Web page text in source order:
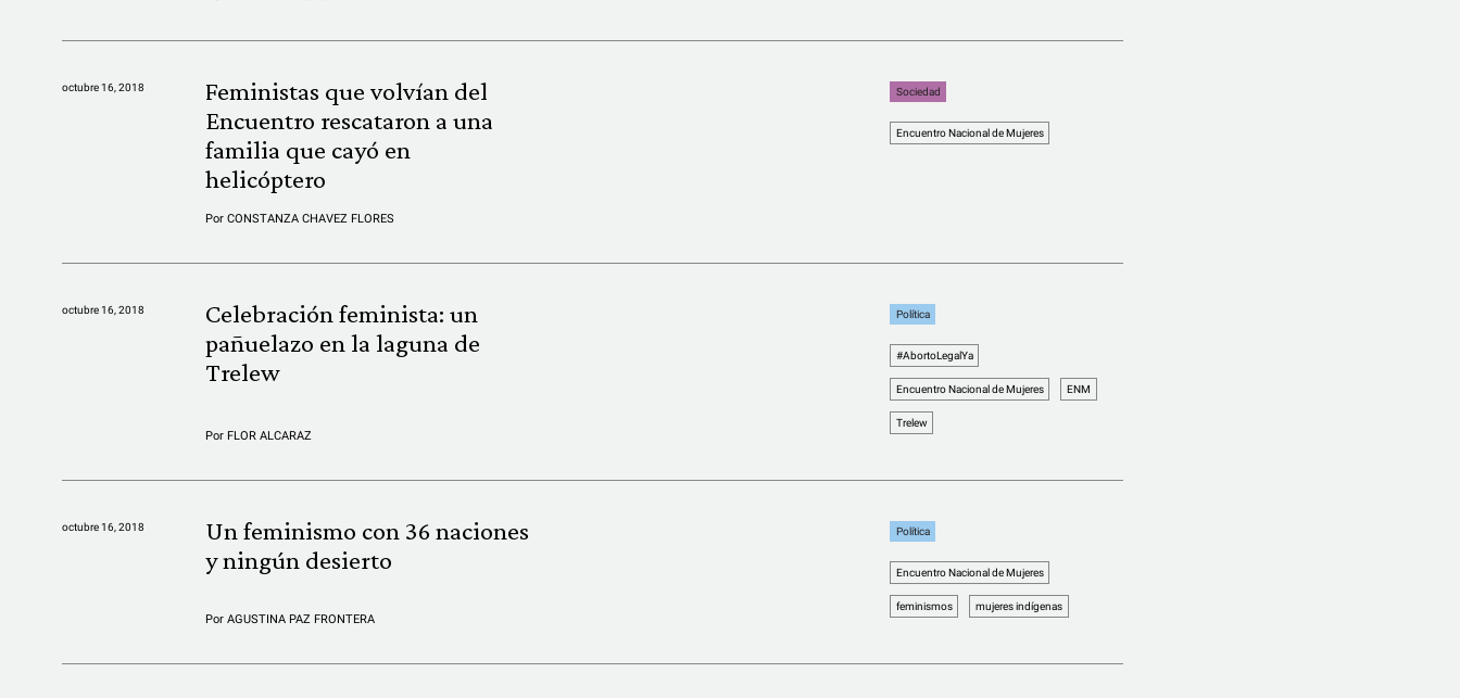
octubre 16, 2018
Feministas que volvían del
Encuentro rescataron a una
familia que cayó en
helicóptero
PorCONSTANZA CHAVEZ FLORES
Sociedad
Encuentro Nacional de Mujeres
octubre 16, 2018
Celebración feminista: un
pañuelazo en la laguna de
Trelew
Por FLOR ALCARAZ
Política
#AbortoLegalYa
Encuentro Nacional de Mujeres ENM
Trelew
octubre 16, 2018
Un feminismo con 36 naciones
y ningún desierto
PorAGUSTINA PAZ FRONTERA
Política
Encuentro Nacional de Mujeres
feminismos mujeres indígenas